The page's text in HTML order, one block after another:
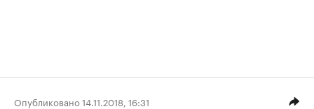
Опубликовано 14.11.2018, 16:31